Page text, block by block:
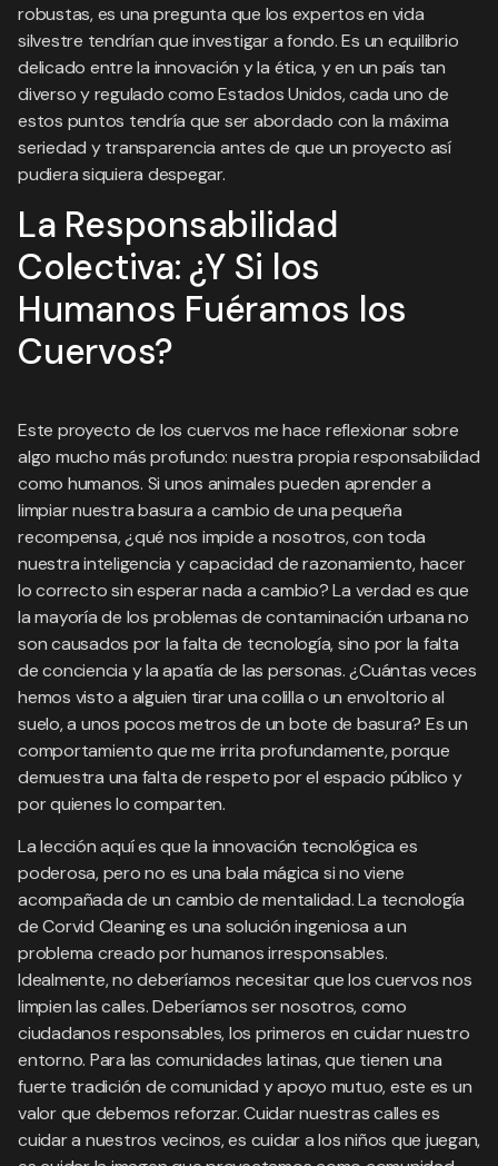
robustas, es una pregunta que los expertos en vida
silvestre tendrían que investigar a fondo. Es un equilibrio
delicado entre la innovación y la ética, y en un país tan
diverso y regulado como Estados Unidos, cada uno de
estos puntos tendría que ser abordado con la máxima
seriedad y transparencia antes de que un proyecto así
pudiera siquiera despegar.
La Responsabilidad
Colectiva: ¿Y Si los
Humanos Fuéramos los
Cuervos?
Este proyecto de los cuervos me hace reflexionar sobre
algo mucho más profundo: nuestra propia responsabilidad
como humanos. Si unos animales pueden aprender a
limpiar nuestra basura a cambio de una pequeña
recompensa, ¿qué nos impide a nosotros, con toda
nuestra inteligencia y capacidad de razonamiento, hacer
lo correcto sin esperar nada a cambio? La verdad es que
la mayoría de los problemas de contaminación urbana no
son causados por la falta de tecnología, sino por la falta
de conciencia y la apatía de las personas. ¿Cuántas veces
hemos visto a alguien tirar una colilla o un envoltorio al
suelo, a unos pocos metros de un bote de basura? Es un
comportamiento que me irrita profundamente, porque
demuestra una falta de respeto por el espacio público y
por quienes lo comparten.
La lección aquí es que la innovación tecnológica es
poderosa, pero no es una bala mágica si no viene
acompañada de un cambio de mentalidad. La tecnología
de Corvid Cleaning es una solución ingeniosa a un
problema creado por humanos irresponsables.
Idealmente, no deberíamos necesitar que los cuervos nos
limpien las calles. Deberíamos ser nosotros, como
ciudadanos responsables, los primeros en cuidar nuestro
entorno. Para las comunidades latinas, que tienen una
fuerte tradición de comunidad y apoyo mutuo, este es un
valor que debemos reforzar. Cuidar nuestras calles es
cuidar a nuestros vecinos, es cuidar a los niños que juegan,